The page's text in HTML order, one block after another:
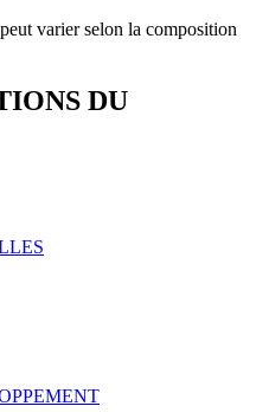
varier selon la composition
DU